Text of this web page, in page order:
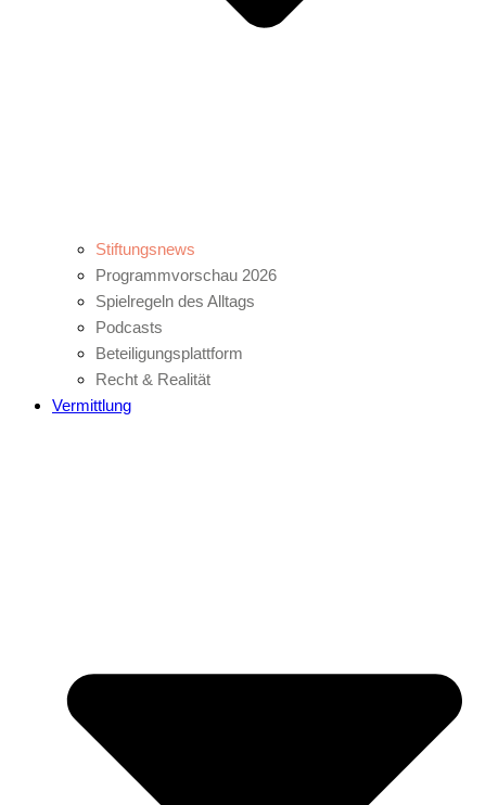
Stiftungsnews
Programmvorschau 2026
Spielregeln des Alltags
Podcasts
Beteiligungsplattform
Recht & Realität
Vermittlung